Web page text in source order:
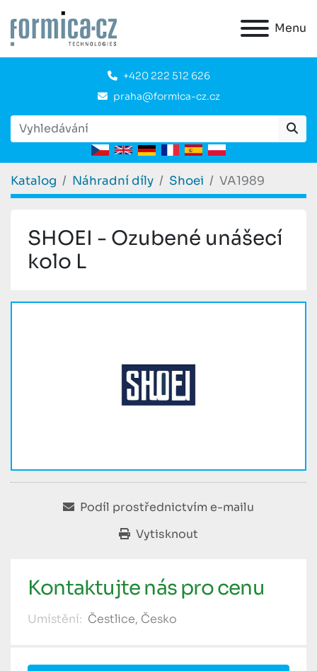
Menu
+420 222 512 626
praha@formica-cz.cz
Katalog Náhradní díly Shoei VA1989
SHOEI - Ozubené unášecí
kolo L
Podíl prostřednictvím e-mailu
Vytisknout
Kontaktujte nás pro cenu
Umístění: Čestlice, Česko